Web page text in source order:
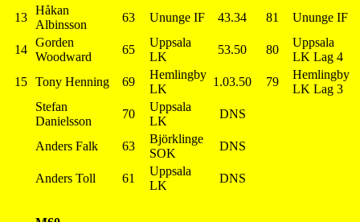
13
Håkan
Albinsson
63 Ununge IF 43.34 81 Ununge IF
14
Gorden
Woodward
65
Uppsala
LK
53.50 80
Uppsala
LK Lag 4
15
Tony Henning 69
Hemlingby
LK
1.03.50 79
Hemlingby
LK Lag 3
Stefan
Danielsson
70
Uppsala
LK
DNS
Anders Falk 63
Björklinge
SOK
DNS
Anders Toll 61
Uppsala
LK
DNS